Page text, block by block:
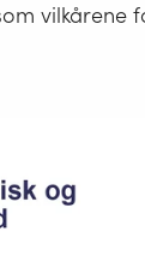
vilkårene